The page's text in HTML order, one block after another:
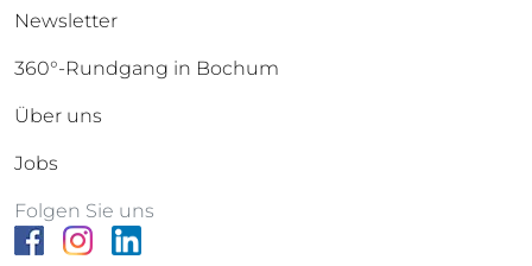
Newsletter
360°-Rundgang in Bochum
Über uns
Jobs
Folgen Sie uns